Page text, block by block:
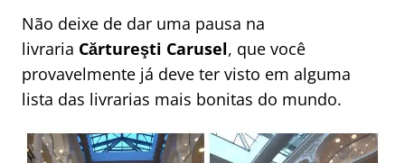
Não deixe de dar uma pausa na
livraria Cărtureşti Carusel, que você
provavelmente já deve ter visto em alguma
lista das livrarias mais bonitas do mundo.